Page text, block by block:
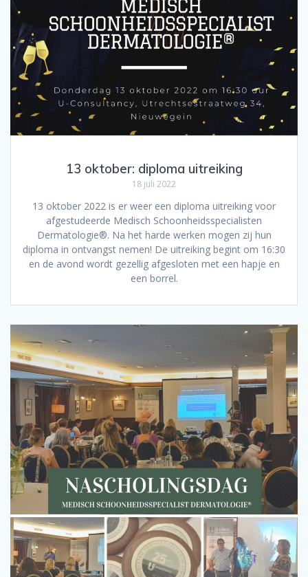
13 oktober: diploma uitreiking
18 juli 2022
13 oktober 2022 is er weer een diploma uitreiking voor
afgestudeerde Medisch Schoonheidsspecialisten
Dermatologie®. Na het harde werken mogen zij hun
diploma in ontvangst nemen! De uitreiking begint om 16:30
en de avond wordt gezellig afgesloten met een hapje en
een borrel.